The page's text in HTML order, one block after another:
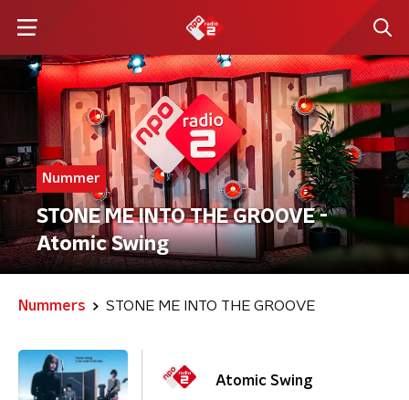
Nummer
STONE ME INTO THE GROOVE -
Atomic Swing
Nummers STONE ME INTO THE GROOVE
Atomic Swing